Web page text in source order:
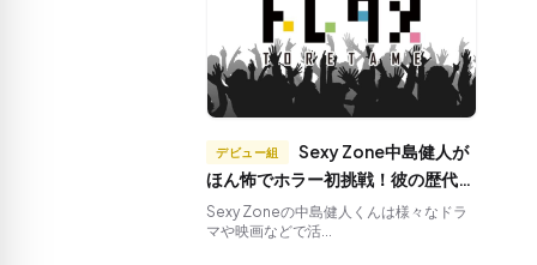
デビュー組
ほん怖でホラー初挑戦！彼の歴代ド
ラマをご紹介！
Sexy Zoneの中島健人くんは様々なドラ
マや映画などで活...